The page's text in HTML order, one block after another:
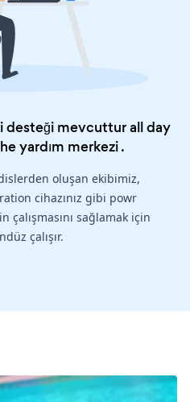
desteği mevcuttur all day
yardım merkezi.
oluşan ekibimiz,
cihazınız gibi powr
çalışmasını sağlamak için
çalışır.